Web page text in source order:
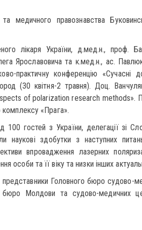
медичного правознавства
лікаря України, д.мед.н., проф.
Ярославовича та к.мед.н., ас.
практичну конференцію «Сучасні
(30 квітня-2 травня). Доц.
of polarization research methods».
комплексу «Прага».
100 гостей з України, делегації зі
наукові здобутки з наступних
впровадження лазерних
особи та її віку та низки інших
Головного бюро судово-
Молдови та судово-медичних